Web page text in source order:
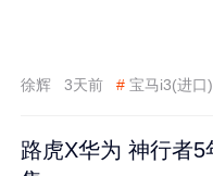
徐辉 3天前 # 宝马i3(进口)
路虎X华为 神行者